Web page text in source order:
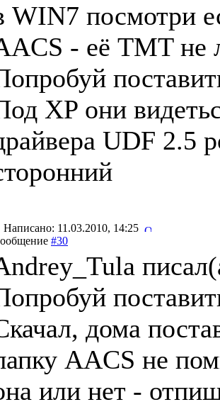
WIN7 посмотри
- её TMT не
XP они
UDF 2.5
Написано: 11.03.2010, 14:25
#30
дома
AACS не
или нет -